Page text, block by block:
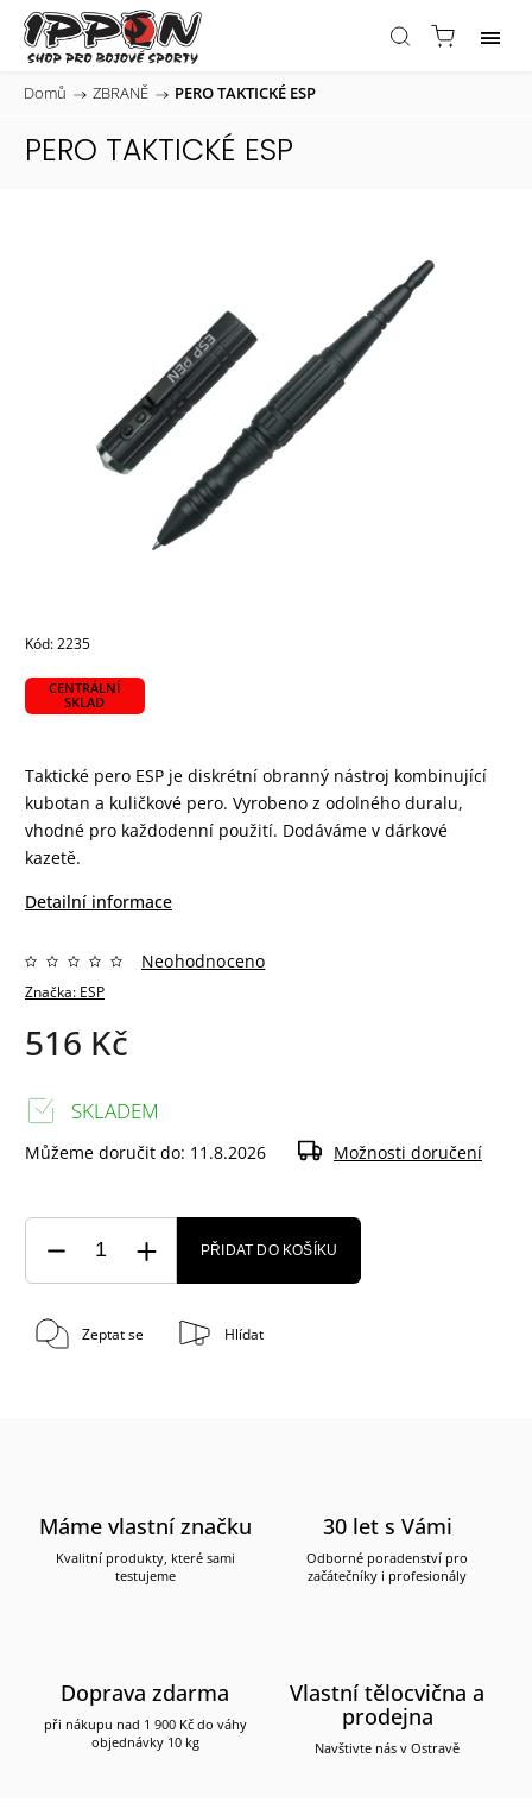
Domů / ZBRANĚ / PERO TAKTICKÉ ESP
PERO TAKTICKÉ ESP
Kód:2235
CENTRÁLNÍ
SKLAD
Taktické pero ESP je diskrétní obranný nástroj kombinující
kubotan a kuličkové pero. Vyrobeno z odolného duralu,
vhodné pro každodenní použití. Dodáváme v dárkové
kazetě.
Detailní informace
Značka: ESP
Neohodnoceno
516 Kč
SKLADEM
Můžeme doručit do: 11.8.2026 Možnosti doručení
PŘIDAT DO KOŠÍKU
Zeptat se Hlídat
Máme vlastní značku
Kvalitní produkty, které sami
testujeme
30 let s Vámi
Odborné poradenství pro
začátečníky i profesionály
Doprava zdarma
při nákupu nad 1 900 Kč do váhy
objednávky 10 kg
Vlastní tělocvična a
prodejna
Navštivte nás v Ostravě